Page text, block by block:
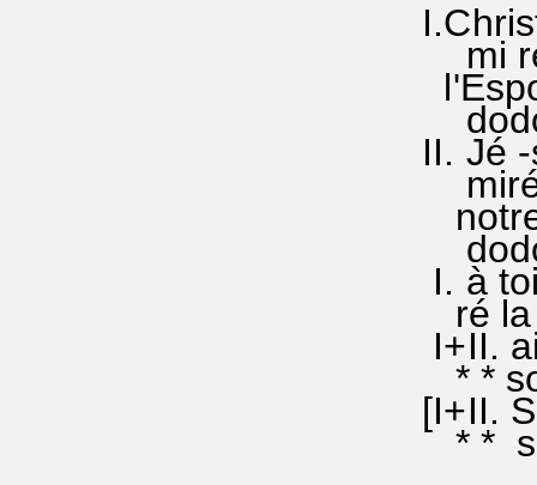
mi
II. Jé
notre
I. à
ré la
I+II.
* *
[I+II.
* *